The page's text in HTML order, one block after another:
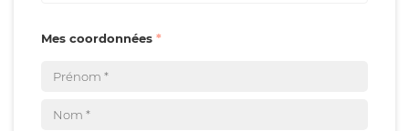
Mes coordonnées